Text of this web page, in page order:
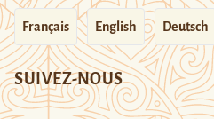
Français English Deutsch
SUIVEZ-NOUS